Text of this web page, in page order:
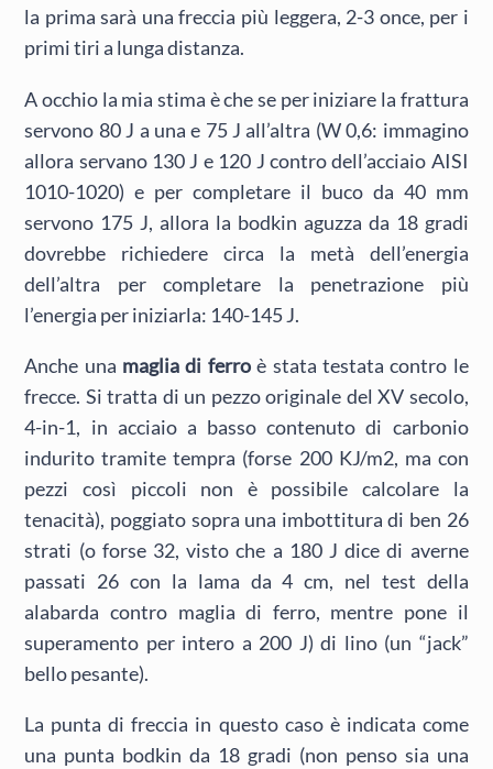
la prima sarà una freccia più leggera, 2-3 once, per i
primi tiri a lunga distanza.
A occhio la mia stima è che se per iniziare la frattura
servono 80 J a una e 75 J all’altra (W 0,6: immagino
allora servano 130 J e 120 J contro dell’acciaio AISI
1010-1020) e per completare il buco da 40 mm
servono 175 J, allora la bodkin aguzza da 18 gradi
dovrebbe richiedere circa la metà dell’energia
dell’altra per completare la penetrazione più
l’energia per iniziarla: 140-145 J.
Anche una maglia di ferroè stata testata contro le
frecce. Si tratta di un pezzo originale del XV secolo,
4-in-1, in acciaio a basso contenuto di carbonio
indurito tramite tempra (forse 200 KJ/m2, ma con
pezzi così piccoli non è possibile calcolare la
tenacità), poggiato sopra una imbottitura di ben 26
strati (o forse 32, visto che a 180 J dice di averne
passati 26 con la lama da 4 cm, nel test della
alabarda contro maglia di ferro, mentre pone il
superamento per intero a 200 J) di lino (un “jack”
bello pesante).
La punta di freccia in questo caso è indicata come
una punta bodkin da 18 gradi (non penso sia una